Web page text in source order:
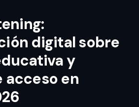
digital sobre
y
acceso en